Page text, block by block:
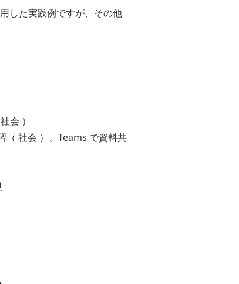
した実践例ですが、その他
会 ）
社会 ）、Teams で資料共